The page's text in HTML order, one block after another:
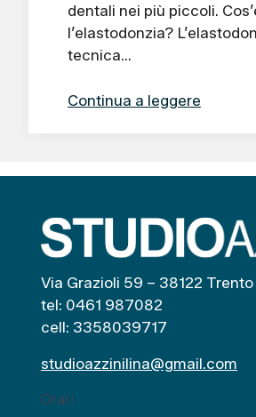
dentali nei più piccoli.
l’elastodonzia?
tecnica…
Continua a leggere
Via Grazioli 59 – 38122
tel: 0461 987082
cell: 3358039717
studioazzinilina@gmail.com
Orari